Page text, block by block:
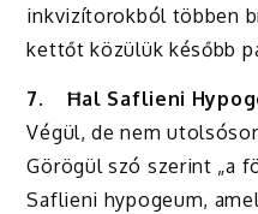
inkvizítorokból többen
kettőt közülük később
7.
Ħal Saflieni
Végül, de nem
Görögül szó szerint „a
Saflieni hypogeum,